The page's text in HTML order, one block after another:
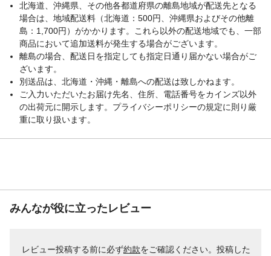
北海道、沖縄県、その他各都道府県の離島地域が配送先となる
場合は、地域配送料（北海道：500円、沖縄県およびその他離
島：1,700円）がかかります。これら以外の配送地域でも、一部
商品において追加送料が発生する場合がございます。
離島の場合、配送日を指定しても指定日通り届かない場合がご
ざいます。
別送品は、北海道・沖縄・離島への配送は致しかねます。
ご入力いただいたお届け先名、住所、電話番号をカインズ以外
の出荷元に開示します。プライバシーポリシーの規定に則り厳
重に取り扱います。
みんなが役に立ったレビュー
レビュー投稿する前に必ず約款をご確認ください。投稿した